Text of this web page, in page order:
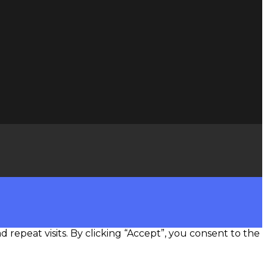
visits. By clicking “Accept”, you consent to the